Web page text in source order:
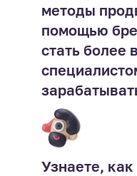
методы
помощью
стать более
Узнаете,